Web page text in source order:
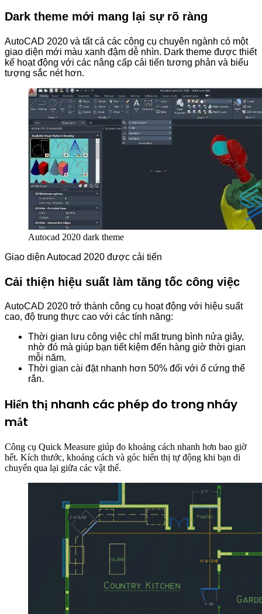
Dark theme mới mang lại sự rõ ràng
AutoCAD 2020 và tất cả các công cụ chuyên ngành có một
giao diện mới màu xanh đậm dễ nhìn. Dark theme được thiết
kế hoạt động với các nâng cấp cải tiến tương phản và biểu
tượng sắc nét hơn.
Autocad 2020 dark theme
Giao diện Autocad 2020 được cải tiến
Cải thiện hiệu suất làm tăng tốc công việc
AutoCAD 2020 trở thành công cụ hoạt động với hiệu suất
cao, độ trung thực cao với các tính năng:
Thời gian lưu công việc chỉ mất trung bình nửa giây,
nhờ đó mà giúp bạn tiết kiệm đến hàng giờ thời gian
mỗi năm.
Thời gian cài đặt nhanh hơn 50% đối với ổ cứng thể
rắn.
Hiển thị nhanh các phép đo trong nháy
mắt
Công cụ Quick Measure giúp đo khoảng cách nhanh hơn bao giờ
hết. Kích thước, khoảng cách và góc hiển thị tự động khi bạn di
chuyển qua lại giữa các vật thể.